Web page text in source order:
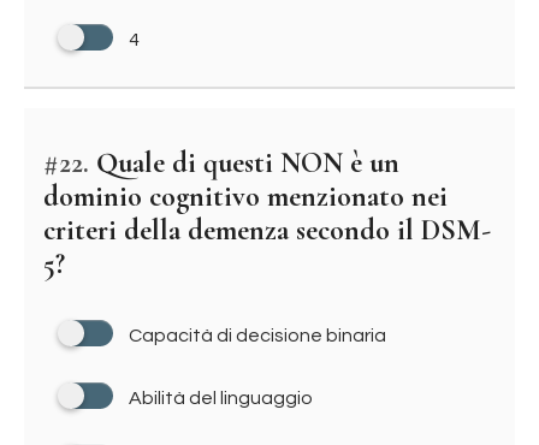
4
#22. Quale di questi NON è un
dominio cognitivo menzionato nei
criteri della demenza secondo il DSM-
5?
Capacità di decisione binaria
Abilità del linguaggio